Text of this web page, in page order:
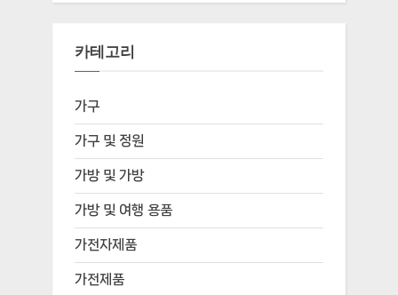
카테고리
가구
가구 및 정원
가방 및 가방
가방 및 여행 용품
가전자제품
가전제품